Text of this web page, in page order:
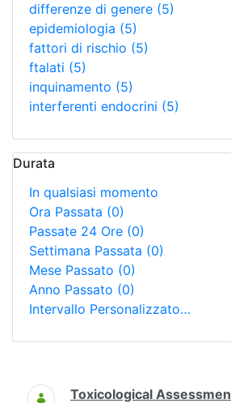
differenze di genere (5)
epidemiologia (5)
fattori di rischio (5)
ftalati (5)
inquinamento (5)
interferenti endocrini (5)
Durata
In qualsiasi momento
Ora Passata (0)
Passate 24 Ore (0)
Settimana Passata (0)
Mese Passato (0)
Anno Passato (0)
Intervallo Personalizzato…
Ricerca
Toxicological